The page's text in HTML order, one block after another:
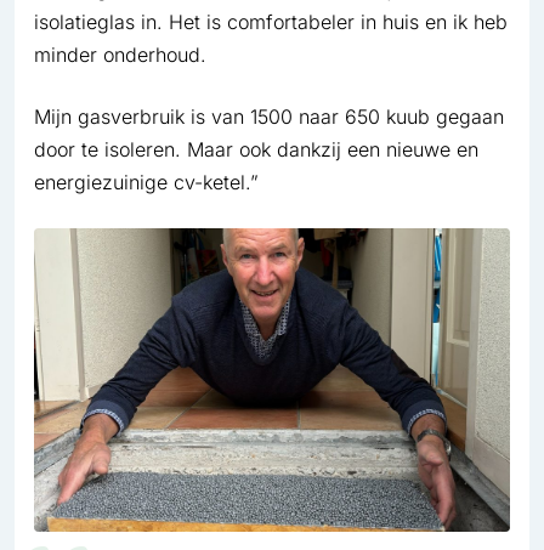
isolatieglas in. Het is comfortabeler in huis en ik heb
minder onderhoud.
Mijn gasverbruik is van 1500 naar 650 kuub gegaan
door te isoleren. Maar ook dankzij een nieuwe en
energiezuinige cv-ketel.”